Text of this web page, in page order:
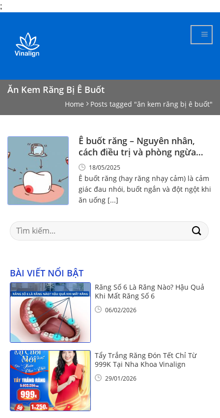
;
content
Ăn Kem Răng Bị Ê Buốt
Home Posts tagged "ăn kem răng bị ê buốt"
Ê buốt răng – Nguyên nhân,
cách điều trị và phòng ngừa
hiệu quả
18/05/2025
Ê buốt răng (hay răng nhạy cảm) là cảm
giác đau nhói, buốt ngắn và đột ngột khi
ăn uống [...]
Search
for:
BÀI VIẾT NỔI BẬT
Răng Số 6 Là Răng Nào? Hậu Quả
Khi Mất Răng Số 6
06/02/2026
Tẩy Trắng Răng Đón Tết Chỉ Từ
999K Tại Nha Khoa Vinalign
29/01/2026